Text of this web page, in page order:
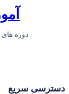
دوره های
دسترسی سریع